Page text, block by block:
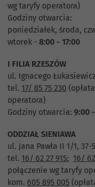
wg taryfy operatora)
Godziny otwarcia:
poniedziałek, środa,
wtorek - 8:00 - 17:00
I FILIA RZESZÓW
ul. Ignacego
tel. 17/ 85 75 230
operatora)
Godziny otwarcia: 9:00
ODDZIAŁ SIENIAWA
ul. Jana Pawła II 1/1,
tel. 16/ 62 27 915; 16/
połączenie wg taryfy
kom. 605 895 005